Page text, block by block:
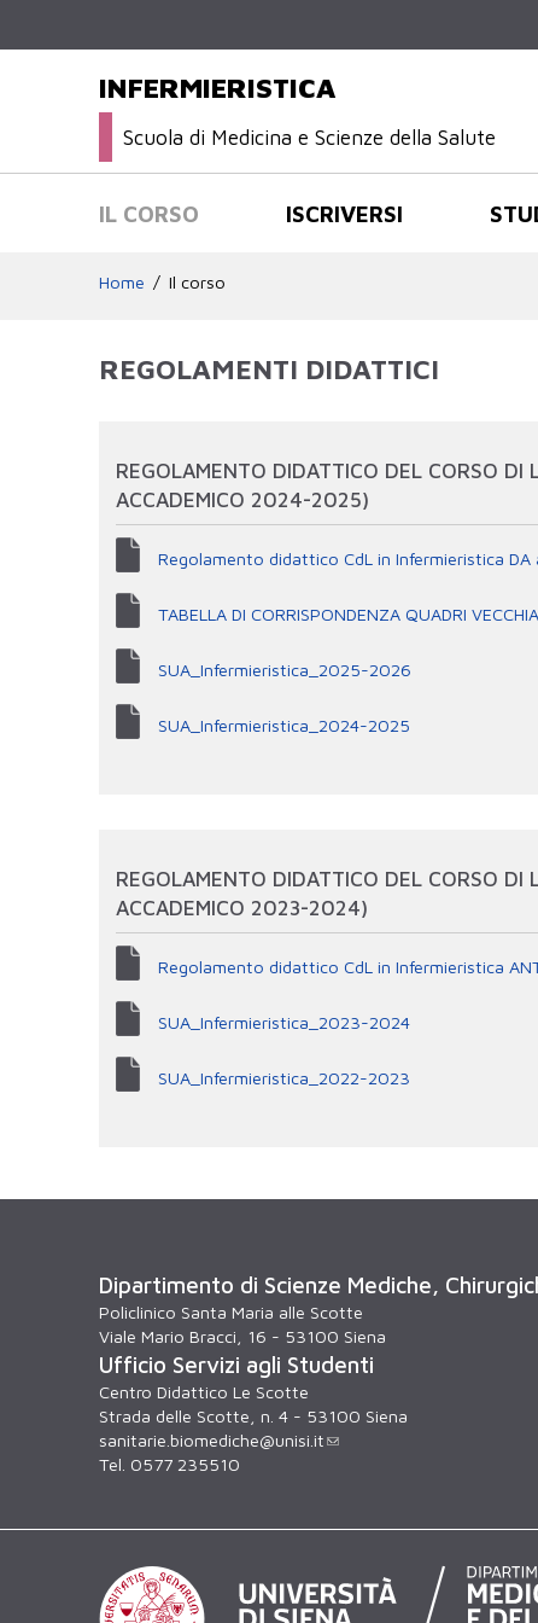
INFERMIERISTICA
Scuola di Medicina e Scienze della Salute
IL CORSO ISCRIVERSI
Home Il corso
REGOLAMENTI DIDATTICI
REGOLAMENTO DIDATTICO DEL CORSO DI
ACCADEMICO 2024-2025)
Regolamento didattico CdL in Infermieristica
TABELLA DI CORRISPONDENZA QUADRI
SUA_Infermieristica_2025-2026
SUA_Infermieristica_2024-2025
REGOLAMENTO DIDATTICO DEL CORSO DI
ACCADEMICO 2023-2024)
Regolamento didattico CdL in Infermieristica
SUA_Infermieristica_2023-2024
SUA_Infermieristica_2022-2023
Dipartimento di Scienze Mediche,
Policlinico Santa Maria alle Scotte
Viale Mario Bracci, 16 - 53100 Siena
Ufficio Servizi agli Studenti
Centro Didattico Le Scotte
Strada delle Scotte, n. 4 - 53100 Siena
sanitarie.biomediche@unisi.it
Tel. 0577 235510